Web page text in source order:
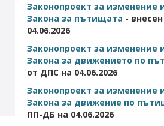
Законопроект за изменение
Закона за пътищата -
04.06.2026
Законопроект за изменение
Закона за движението по
от ДПС на 04.06.2026
Законопроект за изменение
Закона за движение по
ПП-ДБ на 04.06.2026